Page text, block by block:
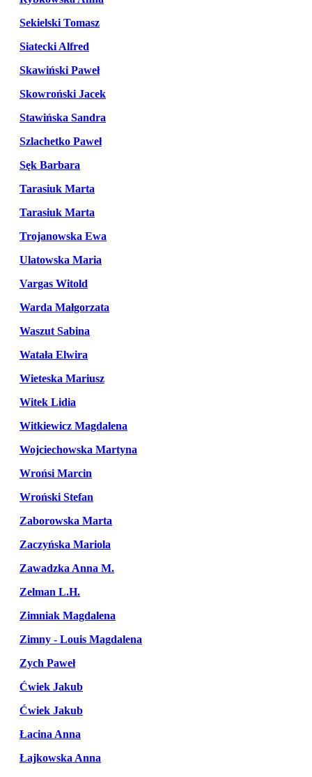
Sekielski Tomasz
Siatecki Alfred
Skawiński Paweł
Skowroński Jacek
Stawińska Sandra
Szlachetko Paweł
Sęk Barbara
Tarasiuk Marta
Tarasiuk Marta
Trojanowska Ewa
Ulatowska Maria
Vargas Witold
Warda Małgorzata
Waszut Sabina
Watała Elwira
Wieteska Mariusz
Witek Lidia
Witkiewicz Magdalena
Wojciechowska Martyna
Wrońsi Marcin
Wroński Stefan
Zaborowska Marta
Zaczyńska Mariola
Zawadzka Anna M.
Zelman L.H.
Zimniak Magdalena
Zimny - Louis Magdalena
Zych Paweł
Ćwiek Jakub
Ćwiek Jakub
Łacina Anna
Łajkowska Anna